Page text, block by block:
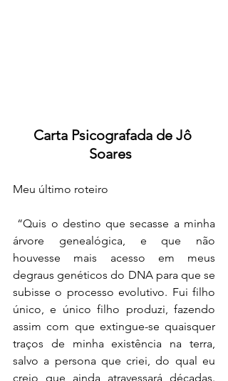
Carta Psicografada de Jô
Soares
Meu último roteiro
árvore genealógica, e que não
houvesse mais acesso em meus
degraus genéticos do DNA para que se
subisse o processo evolutivo. Fui filho
único, e único filho produzi, fazendo
assim com que extingue-se quaisquer
traços de minha existência na terra,
salvo a persona que criei, do qual eu
creio que ainda atravessará décadas.